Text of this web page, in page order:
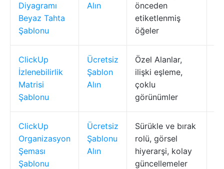
Diyagramı
Beyaz Tahta
Şablonu
Alın
önceden
etiketlenmiş
öğeler
ClickUp
İzlenebilirlik
Matrisi
Şablonu
Ücretsiz
Şablon
Alın
Özel Alanlar,
ilişki eşleme,
çoklu
görünümler
ClickUp
Organizasyon
Şeması
Şablonu
Ücretsiz
Şablonu
Alın
Sürükle ve bırak
rolü, görsel
hiyerarşi, kolay
güncellemeler